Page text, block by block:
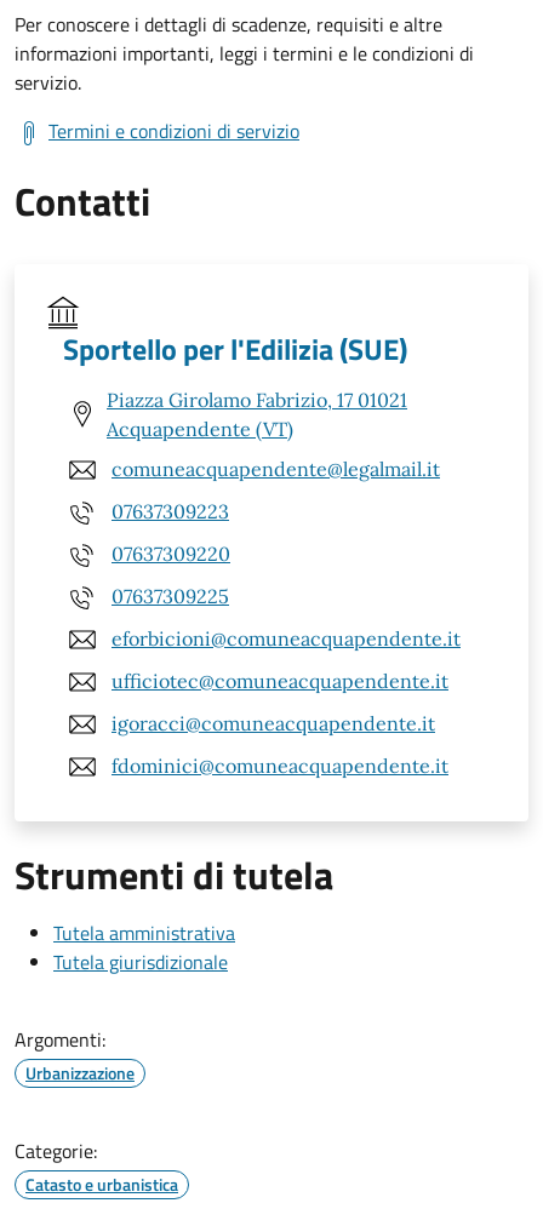
Per conoscere i dettagli di scadenze, requisiti e altre
informazioni importanti, leggi i termini e le condizioni di
servizio.
Termini e condizioni di servizio
Contatti
Sportello per l'Edilizia (SUE)
Piazza Girolamo Fabrizio, 17 01021
Acquapendente (VT)
comuneacquapendente@legalmail.it
07637309223
07637309220
07637309225
eforbicioni@comuneacquapendente.it
ufficiotec@comuneacquapendente.it
igoracci@comuneacquapendente.it
fdominici@comuneacquapendente.it
Strumenti di tutela
Tutela amministrativa
Tutela giurisdizionale
Argomenti:
Urbanizzazione
Categorie:
Catasto e urbanistica